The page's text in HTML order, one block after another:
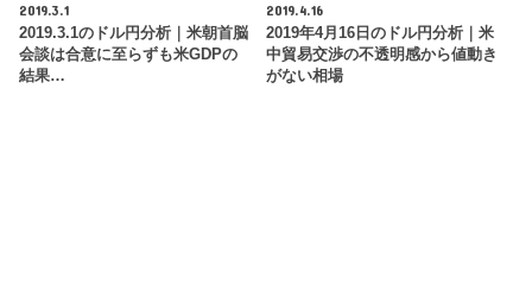
2019.3.1
2019.3.1のドル円分析｜米朝首脳
会談は合意に至らずも米GDPの
結果…
2019.4.16
2019年4月16日のドル円分析｜米
中貿易交渉の不透明感から値動き
がない相場